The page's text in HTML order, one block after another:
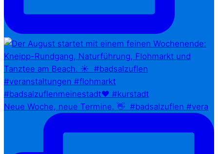
Neue Woche, neue Termine. 👋⁠ ⁠ #badsalzuflen #vera